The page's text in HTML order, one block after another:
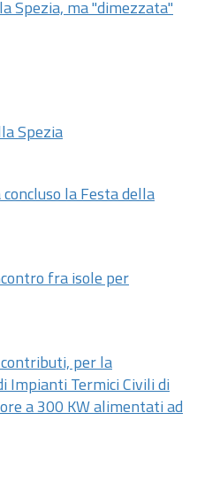
Spezia, ma "dimezzata"
Spezia
concluso la Festa della
fra isole per
contributi, per la
Impianti Termici Civili di
a 300 KW alimentati ad